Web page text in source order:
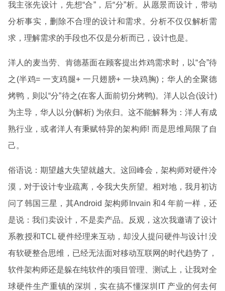
我主张先设计，先想“合”，后“分”析。从愿景而设计，带动
分析事实，删除不合理的设计和需求。分析不仅仅解析需
求，理解需求的手段也不仅是分析而已，设计也是。
洋人的麦当劳、肯德基面在顾客提出炸鸡需求时，以“合”待
之(半鸡= 一支鸡腿+ 一只翅膀+ 一块鸡胸)；华人的全聚德
烤鸭，则以“分”待之(在客人面前切分烤鸭)。洋人以合(设计)
为主导，华人以分(解析) 为依归。这不能解释为：洋人有成
熟行业，或者洋人有秉赋特异的架构师! 而是思维局限了自
己。
俗语说：期望越大失望就越大。这回峰会，架构师对硬件冷
漠，对于设计专业疏离，令我大失所望。相对地，我月初访
问了韩国三星，其Android 架构师Invain 和4 年前一样，还
是说：我们卖设计，不是卖产品。反观，这次我邀请了设计
系教授和TCL 硬件经理来互动，却没人提问硬件与设计! 没
有软硬整合思维，已经无法面对移动互联网的时代趋势了，
软件架构师还是躲在纯软件的项目管理、测试上，让我对全
球硬件生产重镇的深圳，实在搞不懂深圳IT 产业的何去何